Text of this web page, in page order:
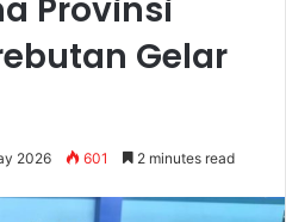
Provinsi
Gelar
2026 601 2 minutes read